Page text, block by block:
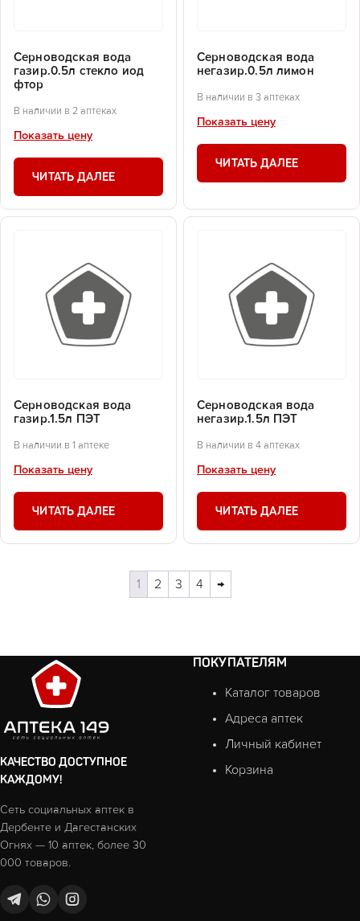
Серноводская вода
газир.0.5л стекло иод
фтор
В наличии в 2 аптеках
Показать цену
ЧИТАТЬ ДАЛЕЕ
Серноводская вода
негазир.0.5л лимон
В наличии в 3 аптеках
Показать цену
ЧИТАТЬ ДАЛЕЕ
Серноводская вода
газир.1.5л ПЭТ
В наличии в 1 аптеке
Показать цену
ЧИТАТЬ ДАЛЕЕ
Серноводская вода
негазир.1.5л ПЭТ
В наличии в 4 аптеках
Показать цену
ЧИТАТЬ ДАЛЕЕ
1 2 3 4 →
КАЧЕСТВО ДОСТУПНОЕ
КАЖДОМУ!
Сеть социальных аптек в
Дербенте и Дагестанских
Огнях — 10 аптек, более 30
000 товаров.
ПОКУПАТЕЛЯМ
Каталог товаров
Адреса аптек
Личный кабинет
Корзина